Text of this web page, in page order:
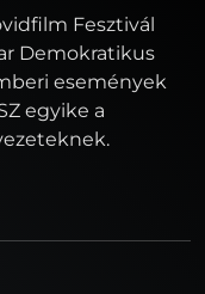
Fesztivál
Demokratikus
események
egyike a